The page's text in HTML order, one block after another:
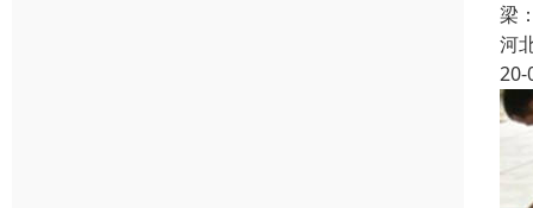
梁
河
20-